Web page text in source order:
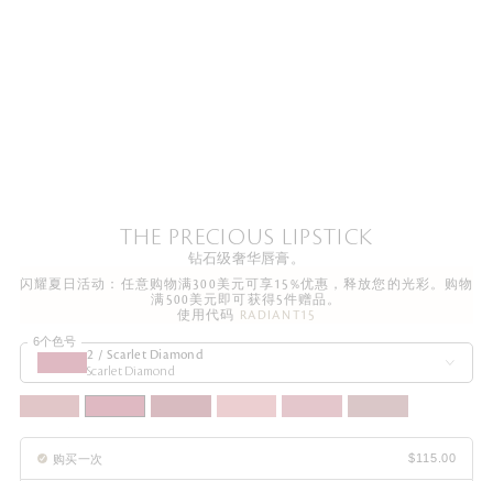
THE PRECIOUS LIPSTICK
钻石级奢华唇膏。
闪耀夏日活动：任意购物满300美元可享15%优惠，释放您的光彩。购物
满500美元即可获得5件赠品。
使用代码
RADIANT15
6个色号
2 / Scarlet Diamond
Scarlet Diamond
购买一次